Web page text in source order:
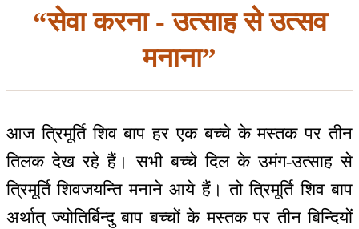
“सेवा करना - उत्साह से उत्सव
मनाना”
आज त्रिमूर्ति शिव बाप हर एक बच्चे के मस्तक पर तीन
तिलक देख रहे हैं। सभी बच्चे दिल के उमंग-उत्साह से
त्रिमूर्ति शिवजयन्ति मनाने आये हैं। तो त्रिमूर्ति शिव बाप
अर्थात् ज्योतिर्बिन्दु बाप बच्चों के मस्तक पर तीन बिन्दियों